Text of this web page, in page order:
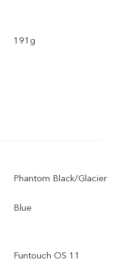
191g
Phantom Black/Glacier
Blue
Funtouch OS 11